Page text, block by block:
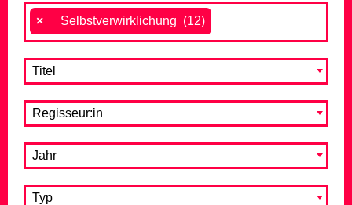
× Selbstverwirklichung (12)
Titel
Regisseur:in
Jahr
Typ